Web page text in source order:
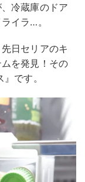
冷蔵庫のドア
イラ…。
日セリアのキ
を発見！その
です。